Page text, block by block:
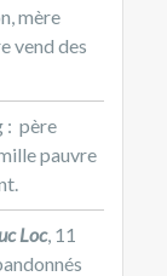
mère
vend des
: père
pauvre
Loc, 11